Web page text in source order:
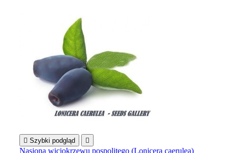
 Szybki podgląd 
Nasiona wiciokrzewu pospolitego (Lonicera caerulea)